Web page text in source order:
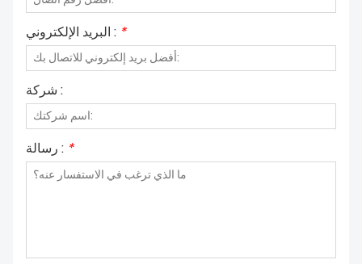
البريد الإلكتروني : *
شركة :
رسالة : *